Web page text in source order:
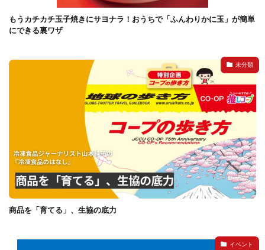
もうカチカチ玉子焼きにサヨナラ！おうちで「ふんわりかに玉」が簡単
にできる裏ワザ
未分類
商品を「育てる」、生協の底力
イベント